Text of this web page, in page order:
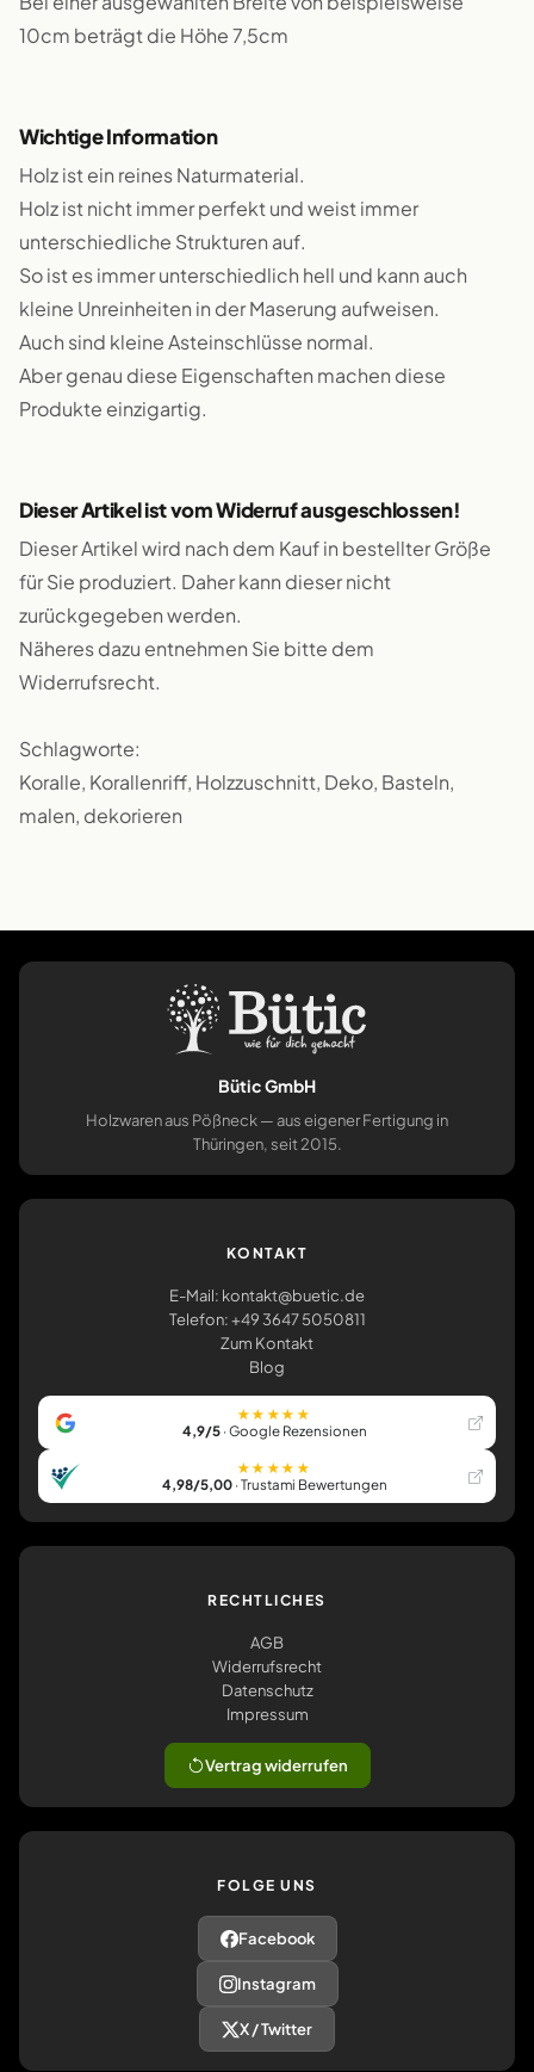
10cm beträgt die Höhe 7,5cm
Wichtige Information
Holz ist ein reines Naturmaterial.
Holz ist nicht immer perfekt und weist immer
unterschiedliche Strukturen auf.
So ist es immer unterschiedlich hell und kann auch
kleine Unreinheiten in der Maserung aufweisen.
Auch sind kleine Asteinschlüsse normal.
Aber genau diese Eigenschaften machen diese
Produkte einzigartig.
Dieser Artikel ist vom Widerruf ausgeschlossen!
Dieser Artikel wird nach dem Kauf in bestellter Größe
für Sie produziert. Daher kann dieser nicht
zurückgegeben werden.
Näheres dazu entnehmen Sie bitte dem
Widerrufsrecht.
Schlagworte:
Koralle, Korallenriff, Holzzuschnitt, Deko, Basteln,
malen, dekorieren
Bütic GmbH
Holzwaren aus Pößneck — aus eigener Fertigung in
Thüringen, seit 2015.
KONTAKT
E-Mail: kontakt@buetic.de
Telefon: +49 3647 5050811
Zum Kontakt
Blog
★★★★★
4,9/5· Google Rezensionen
★★★★★
4,98/5,00· Trustami Bewertungen
RECHTLICHES
AGB
Widerrufsrecht
Datenschutz
Impressum
Vertrag widerrufen
FOLGE UNS
Facebook
Instagram
X / Twitter